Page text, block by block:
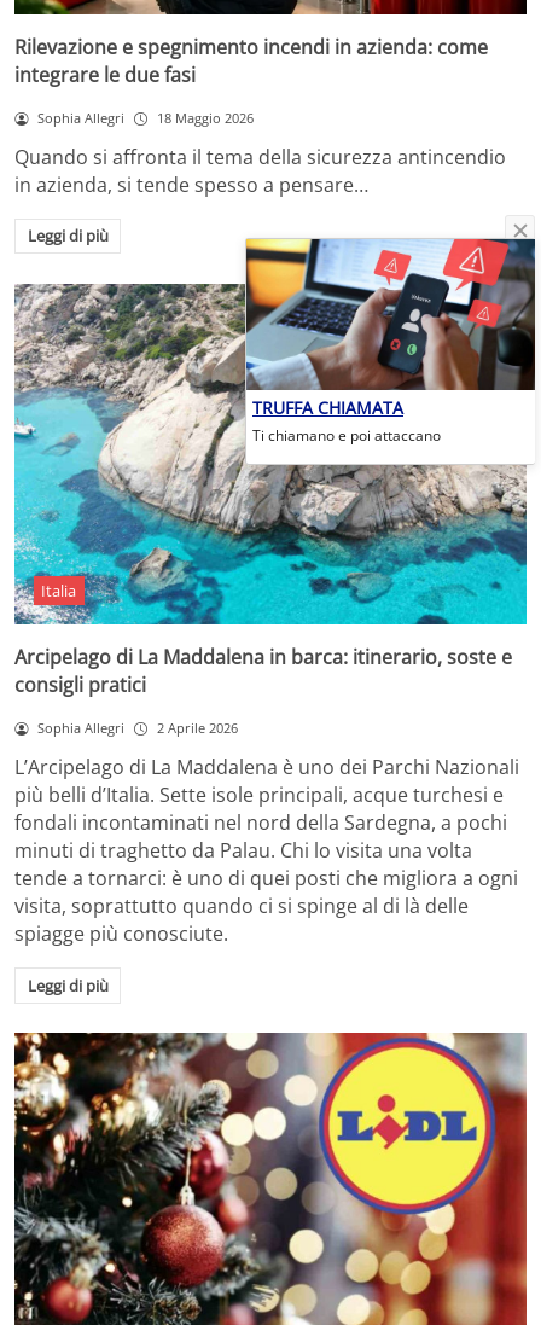
Rilevazione e spegnimento incendi in azienda: come
integrare le due fasi
Sophia Allegri 18 Maggio 2026
Quando si affronta il tema della sicurezza antincendio
in azienda, si tende spesso a pensare…
Leggi di più
Italia
Arcipelago di La Maddalena in barca: itinerario, soste e
consigli pratici
Sophia Allegri 2 Aprile 2026
L’Arcipelago di La Maddalena è uno dei Parchi Nazionali
più belli d’Italia. Sette isole principali, acque turchesi e
fondali incontaminati nel nord della Sardegna, a pochi
minuti di traghetto da Palau. Chi lo visita una volta
tende a tornarci: è uno di quei posti che migliora a ogni
visita, soprattutto quando ci si spinge al di là delle
spiagge più conosciute.
Leggi di più
TRUFFA CHIAMATA
Ti chiamano e poi attaccano